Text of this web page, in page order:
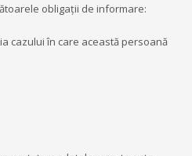
obligații de informare:
cazului în care această persoană